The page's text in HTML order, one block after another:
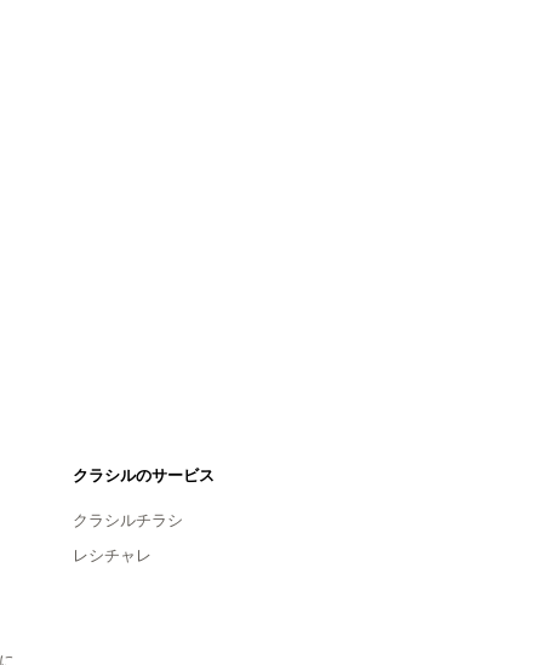
クラシルのサービス
クラシルチラシ
レシチャレ